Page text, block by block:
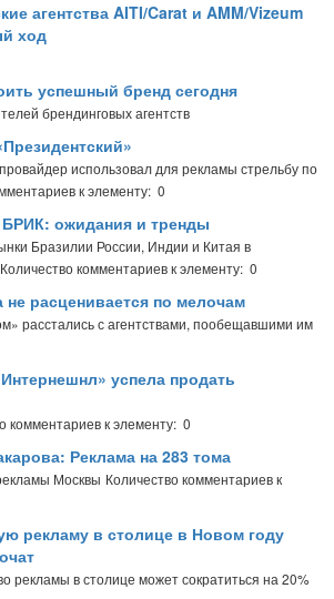
агентства AITI/Carat и AMM/Vizeum
ход
успешный бренд сегодня
брендинговых агентств
использовал для рекламы стрельбу по
к элементу: 0
ожидания и тренды
Бразилии России, Индии и Китая в
Количество комментариев к элементу: 0
не расценивается по мелочам
расстались с агентствами, пообещавшими им
успела продать
комментариев к элементу: 0
Реклама на 283 тома
Москвы Количество комментариев к
рекламу в столице в Новом году
рекламы в столице может сократиться на 20%